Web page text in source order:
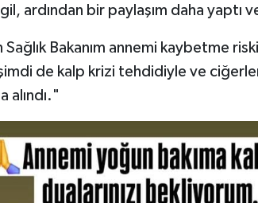
ardından bir paylaşım daha yaptı
Sağlık Bakanım annemi kaybetme
şimdi de kalp krizi tehdidiyle ve
alındı."